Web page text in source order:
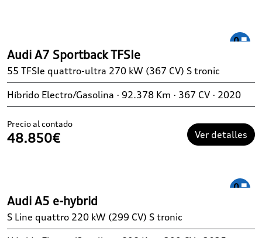
Audi A7 Sportback TFSIe
55 TFSIe quattro-ultra 270 kW (367 CV) S tronic
Híbrido Electro/Gasolina · 92.378 Km · 367 CV · 2020
Precio al contado
48.850€ Ver detalles
Audi A5 e-hybrid
S Line quattro 220 kW (299 CV) S tronic